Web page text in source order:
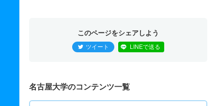
このページをシェアしよう
ツイート LINEで送る
名古屋大学のコンテンツ一覧